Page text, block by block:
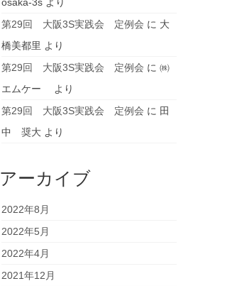
第29回 大阪3S実践会 定例会 に 大
橋美都里 より
第29回 大阪3S実践会 定例会 に ㈱
エムケー
より
第29回 大阪3S実践会 定例会 に 田
中 奨大より
アーカイブ
2022年8月
2022年5月
2022年4月
2021年12月